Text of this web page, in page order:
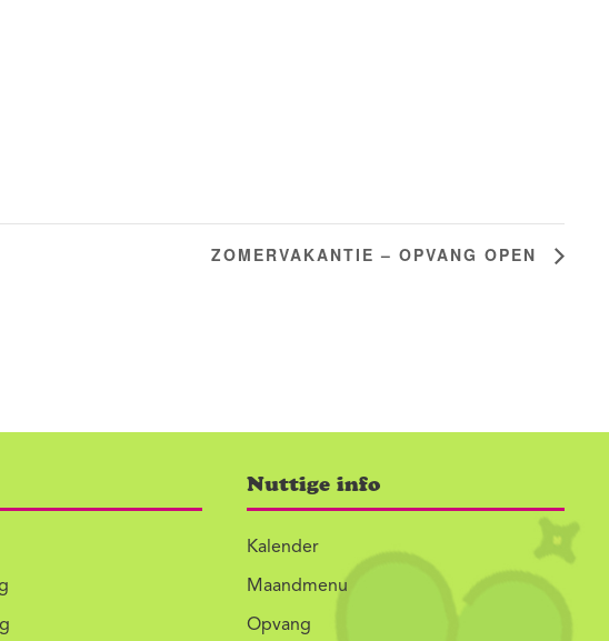
ZOMERVAKANTIE – OPVANG OPEN
Nuttige info
Kalender
Maandmenu
Opvang